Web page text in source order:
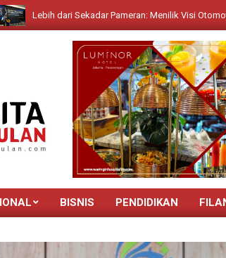
Sekadar Pameran: Menilik Visi Otomotif Masa
BISNIS PENDIDIKAN